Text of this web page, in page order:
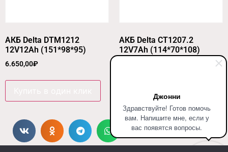
Джонни
Здравствуйте! Готов помочь
вам. Напишите мне, если у
вас появятся вопросы.
АКБ Delta DTM1212
12V12Ah (151*98*95)
6.650,00₽
АКБ Delta CT1207.2
12V7Ah (114*70*108)